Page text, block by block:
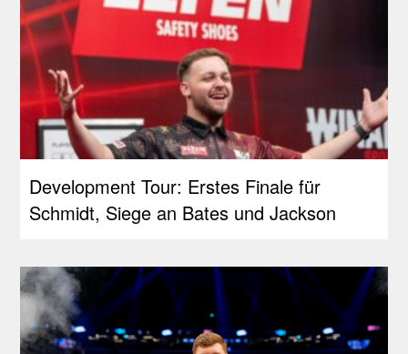
Development Tour: Erstes Finale für
Schmidt, Siege an Bates und Jackson